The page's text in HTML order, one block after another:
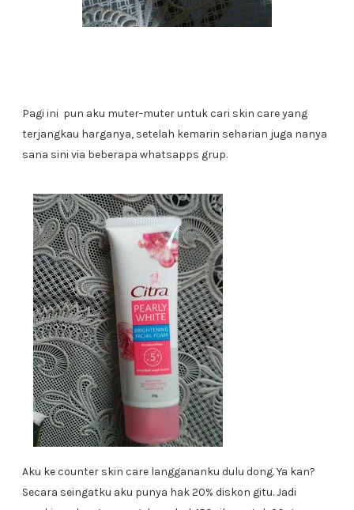
Pagi ini pun aku muter-muter untuk cari skin care yang
terjangkau harganya, setelah kemarin seharian juga nanya
sana sini via beberapa whatsapps grup.
Aku ke counter skin care langgananku dulu dong. Ya kan?
Secara seingatku aku punya hak 20% diskon gitu. Jadi